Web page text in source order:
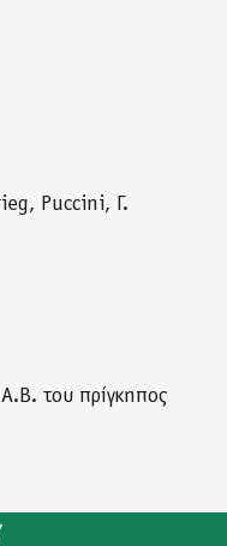
Puccini, Γ.
του πρίγκηπος